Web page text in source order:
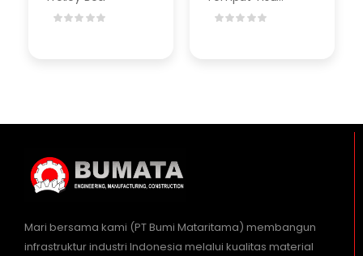
Mari bersama kami (PT Bumi Mataritama) membangun
infrastruktur industri Indonesia melalui kualitas material